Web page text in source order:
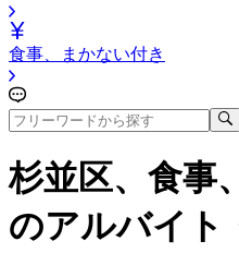
食事、まかない付き
杉並区、食事
のアルバイト